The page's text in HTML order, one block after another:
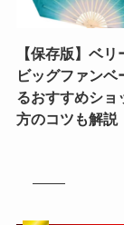
【保存版】ベリ
ビッグファンベ
るおすすめショ
方のコツも解説